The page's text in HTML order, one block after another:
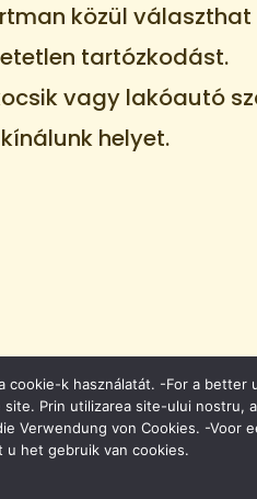
közül választhat
tartózkodást.
vagy lakóautó
helyet.
k használatát. -For a
Prin utilizarea site-ului nostru,
Verwendung von Cookies. -
het gebruik van cookies.